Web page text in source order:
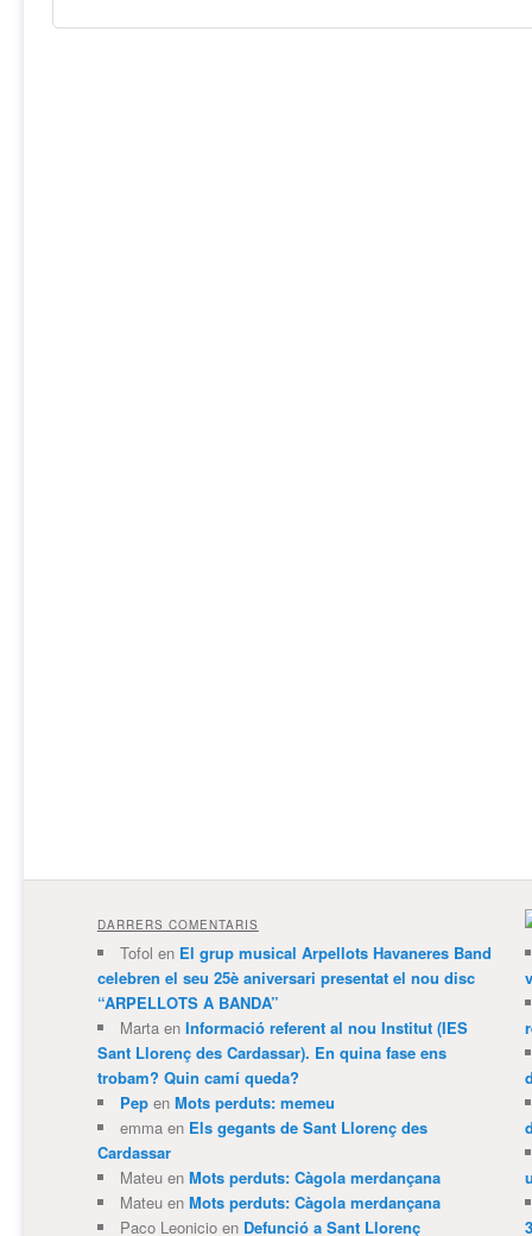
DARRERS COMENTARIS
Tofol en El grup musical Arpellots Havaneres Band
celebren el seu 25è aniversari presentat el nou disc
“ARPELLOTS A BANDA”
Martaen Informació referent al nou Institut (IES
Sant Llorenç des Cardassar). En quina fase ens
trobam? Quin camí queda?
Pepen Mots perduts: memeu
emmaen Els gegants de Sant Llorenç des
Cardassar
Mateuen Mots perduts: Càgola merdançana
Mateuen Mots perduts: Càgola merdançana
Paco Leonicioen Defunció a Sant Llorenç